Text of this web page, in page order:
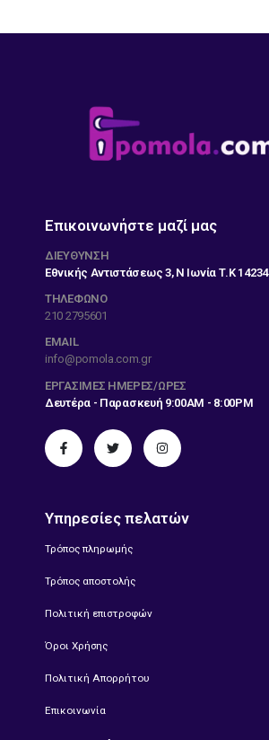
Επικοινωνήστε μαζί μας
ΔΙΕΎΘΥΝΣΗ
Εθνικής Αντιστάσεως 3, Ν Ιωνία Τ.Κ 14234
ΤΗΛΕΦΩΝΟ
210 2795601
EMAIL
info@pomola.com.gr
ΕΡΓΆΣΙΜΕΣ ΗΜΈΡΕΣ/ΏΡΕΣ
Δευτέρα - Παρασκευή 9:00AM - 8:00PM
Υπηρεσίες πελατών
Τρόπος πληρωμής
Τρόπος αποστολής
Πολιτική επιστροφών
Όροι Χρήσης
Πολιτική Απορρήτου
Επικοινωνία